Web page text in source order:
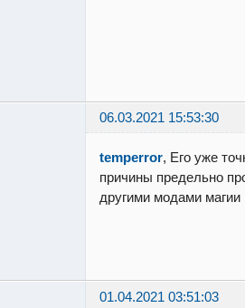
06.03.2021 15:53:30
temperror, Его уже
причины предельно
другими модами магии
01.04.2021 03:51:03